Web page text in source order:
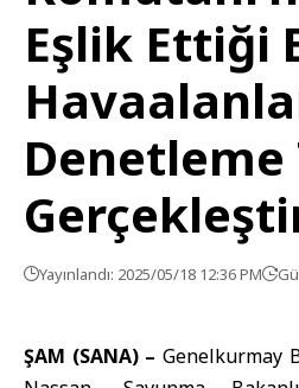
Eşlik Ettiği
Denetleme
Yayınlandı: 2025/05/18 12:36 PM
ŞAM (SANA) – Genelkurmay